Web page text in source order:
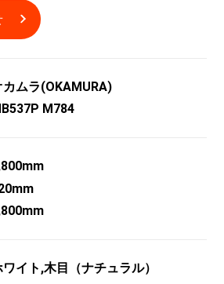
カムラ(OKAMURA)
M784
ワイト,木目（ナチュラル）